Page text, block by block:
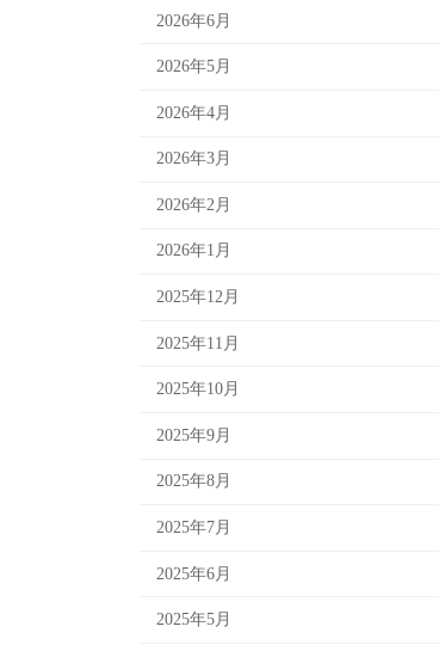
2026年6月
2026年5月
2026年4月
2026年3月
2026年2月
2026年1月
2025年12月
2025年11月
2025年10月
2025年9月
2025年8月
2025年7月
2025年6月
2025年5月